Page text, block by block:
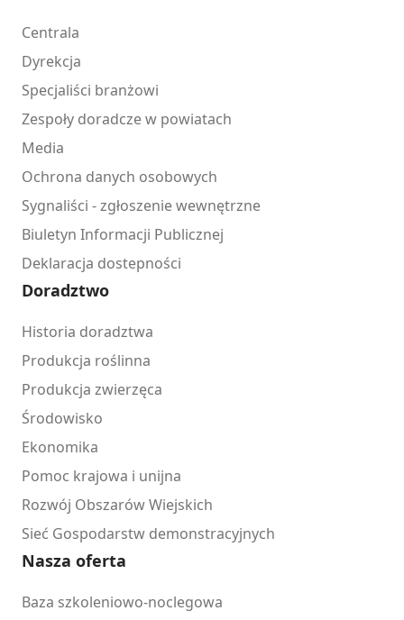
Centrala
Dyrekcja
Specjaliści branżowi
Zespoły doradcze w powiatach
Media
Ochrona danych osobowych
Sygnaliści - zgłoszenie wewnętrzne
Biuletyn Informacji Publicznej
Deklaracja dostepności
Doradztwo
Historia doradztwa
Produkcja roślinna
Produkcja zwierzęca
Środowisko
Ekonomika
Pomoc krajowa i unijna
Rozwój Obszarów Wiejskich
Sieć Gospodarstw demonstracyjnych
Nasza oferta
Baza szkoleniowo-noclegowa